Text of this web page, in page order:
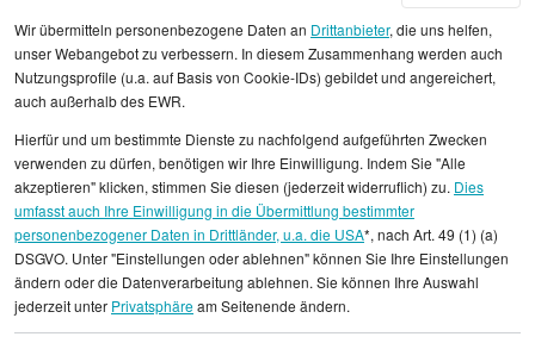
statistischen Erhebungen durch StepStone. Es sind
Durchschnittswerte und die Angaben können nicht
einzelnen Stellenangeboten zugeordnet werden.
Gehaltsinformationen
Vertrieb und Verkauf
Praktikum Vertrieb
Wir übermitteln personenbezogene Daten an Drittanbieter, die uns helfen,
unser Webangebot zu verbessern. In diesem Zusammenhang werden auch
Nutzungsprofile (u.a. auf Basis von Cookie-IDs) gebildet und angereichert,
auch außerhalb des EWR.
Hierfür und um bestimmte Dienste zu nachfolgend aufgeführten Zwecken
verwenden zu dürfen, benötigen wir Ihre Einwilligung. Indem Sie "Alle
akzeptieren" klicken, stimmen Sie diesen (jederzeit widerruflich) zu. Dies
umfasst auch Ihre Einwilligung in die Übermittlung bestimmter
personenbezogener Daten in Drittländer, u.a. die USA*, nach Art. 49 (1) (a)
DSGVO. Unter "Einstellungen oder ablehnen" können Sie Ihre Einstellungen
ändern oder die Datenverarbeitung ablehnen. Sie können Ihre Auswahl
jederzeit unter Privatsphäream Seitenende ändern.